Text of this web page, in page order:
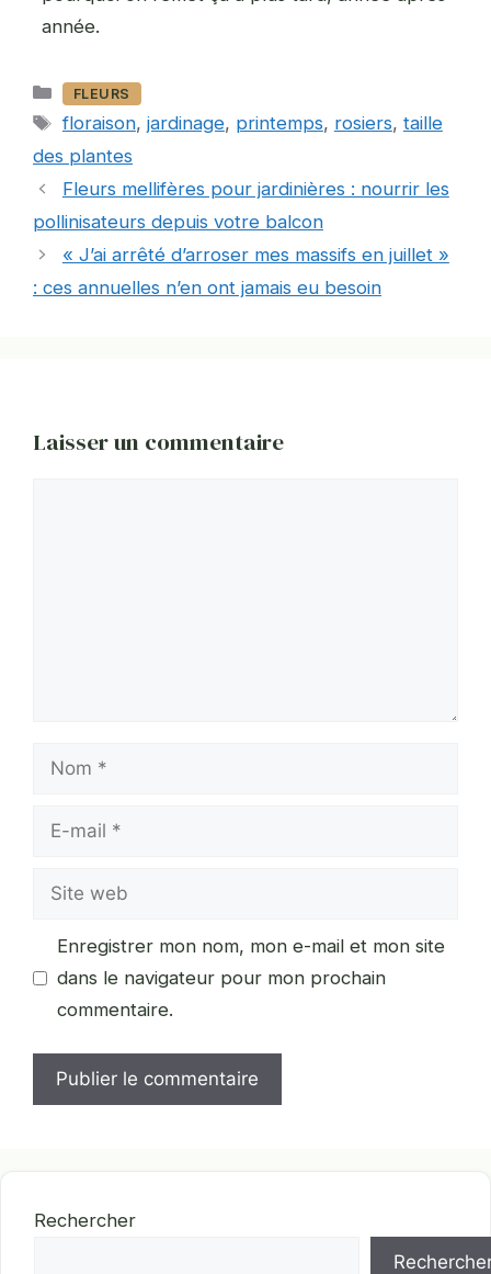
année.
Catégories
FLEURS
Étiquettes
floraison, jardinage, printemps, rosiers, taille
des plantes
Fleurs mellifères pour jardinières : nourrir les
pollinisateurs depuis votre balcon
« J’ai arrêté d’arroser mes massifs en juillet »
: ces annuelles n’en ont jamais eu besoin
Laisser un commentaire
Nom
Site
Enregistrer mon nom, mon e-mail et mon site
dans le navigateur pour mon prochain
commentaire.
Rechercher